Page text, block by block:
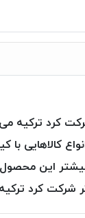
کرد ترکیه
کالاهایی
محصول
شرکت کرد